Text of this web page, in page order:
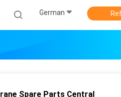
German
Spare Parts Central